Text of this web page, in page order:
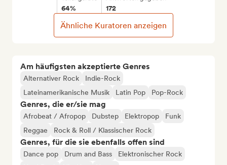
Am häufigsten akzeptierte Genres
Alternativer Rock
Indie-Rock
Lateinamerikanische Musik
Latin Pop Pop-Rock
Genres, die er/sie mag
Afrobeat / Afropop Dubstep Elektropop
Funk
Reggae
Rock & Roll / Klassischer Rock
Genres, für die sie ebenfalls offen sind
Dance pop Drum and Bass
Elektronischer Rock
64% 172
Ähnliche Kuratoren anzeigen